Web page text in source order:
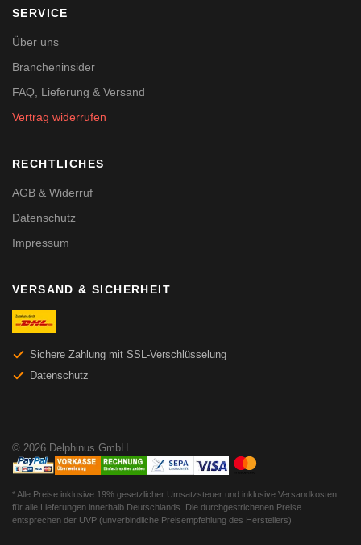
SERVICE
Über uns
Brancheninsider
FAQ, Lieferung & Versand
Vertrag widerrufen
RECHTLICHES
AGB & Widerruf
Datenschutz
Impressum
VERSAND & SICHERHEIT
Sichere Zahlung mit SSL-Verschlüsselung
Datenschutz
© 2026 Delphinus GmbH
* Alle Preise inklusive 19% gesetzlicher Umsatzsteuer und inklusive Versandkosten
für alle Lieferungen innerhalb Deutschlands. Die durchgestrichenen Preise
entsprechen der UVP (unverbindliche Preisempfehlung des Herstellers).